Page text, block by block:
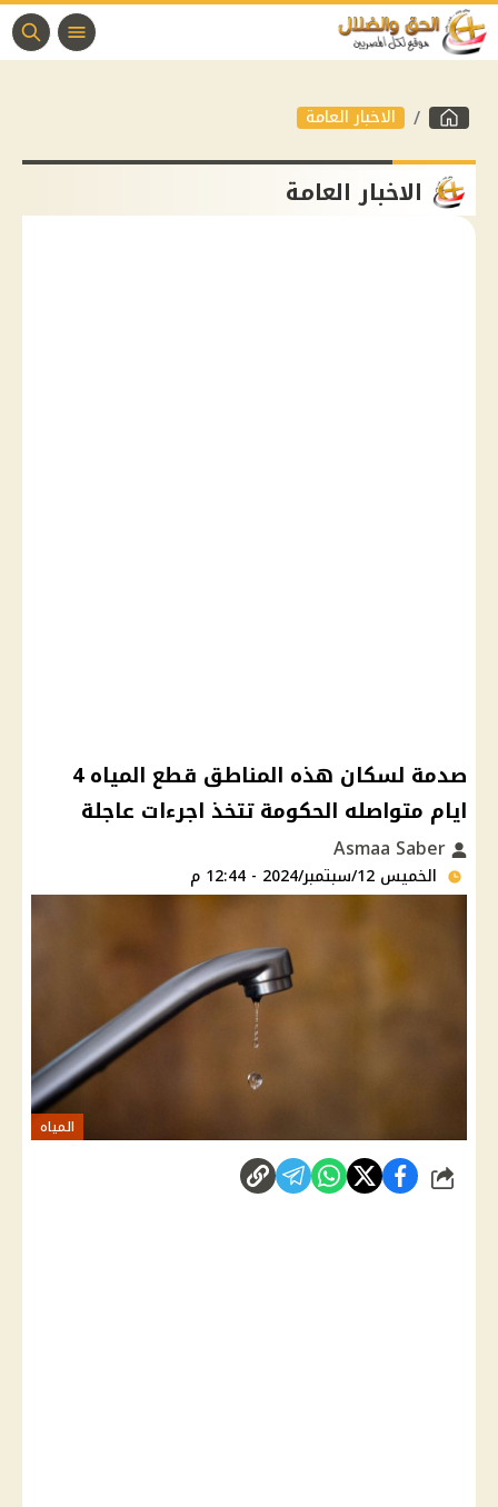
الاخبار العامة
الاخبار العامة
صدمة لسكان هذه المناطق قطع المياه 4
ايام متواصله الحكومة تتخذ اجرءات عاجلة
الخميس 12/سبتمبر/2024 - 12:44 م
المياه
شارك